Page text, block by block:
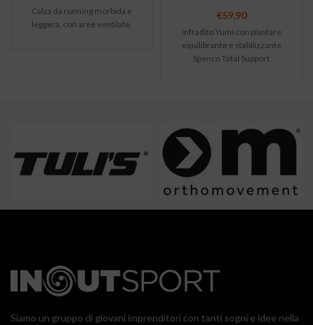
Calza da running morbida e
leggera, con aree ventilate.
€59,90
Infradito Yumi con plantare
equilibrante e stabilizzante
Spenco Total Support
Siamo un gruppo di giovani imprenditori con tanti sogni e idee nella